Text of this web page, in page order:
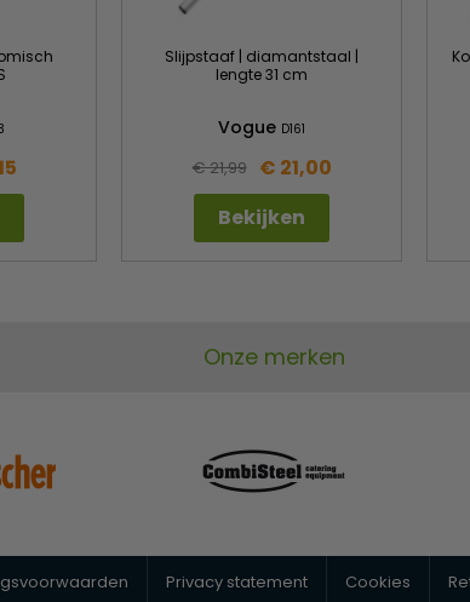
Slijpstaaf | diamantstaal |
lengte 31 cm
Vogue D161
€ 21,99
€ 21,00
Bekijken
Onze merken
Privacy statement Cookies